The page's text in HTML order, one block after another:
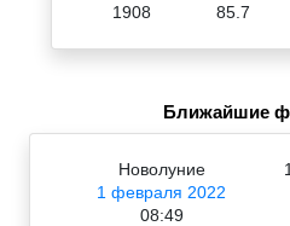
1908 85.7
Ближайшие
Новолуние
1 февраля 2022
08:49